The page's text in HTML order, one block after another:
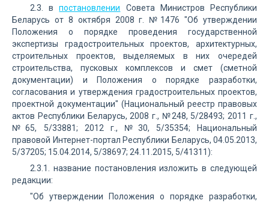
2.3. впостановлении Совета Министров Республики
Беларусь от 8 октября 2008 г. №1476 "Об утверждении
Положения о порядке проведения государственной
экспертизы градостроительных проектов, архитектурных,
строительных проектов, выделяемых в них очередей
строительства, пусковых комплексов и смет (сметной
документации) и Положения о порядке разработки,
согласования и утверждения градостроительных проектов,
проектной документации" (Национальный реестр правовых
актов Республики Беларусь, 2008 г., №248, 5/28493; 2011 г.,
№65, 5/33881; 2012 г., №30, 5/35354; Национальный
правовой Интернет-портал Республики Беларусь, 04.05.2013,
5/37205; 15.04.2014, 5/38697; 24.11.2015, 5/41311):
2.3.1. название постановления изложить в следующей
редакции:
"Об утверждении Положения о порядке разработки,